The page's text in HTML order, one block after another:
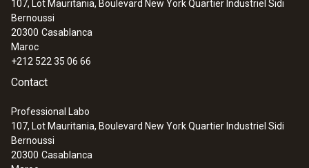
107, Lot Mauritania, Boulevard New York Quartier Industriel Sidi
Bernoussi
20300 Casablanca
Maroc
+212 522 35 06 66
Contact
Professional Labo
107, Lot Mauritania, Boulevard New York Quartier Industriel Sidi
Bernoussi
20300 Casablanca